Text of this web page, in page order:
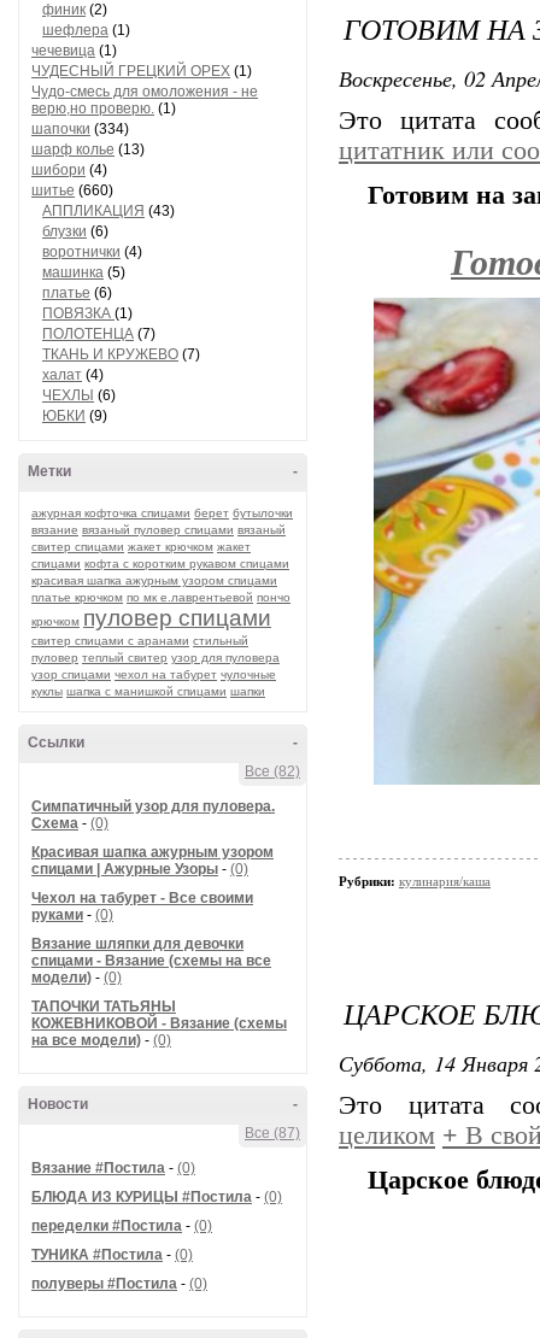
финик (2)
шефлера (1)
чечевица (1)
ЧУДЕСНЫЙ ГРЕЦКИЙ ОРЕХ (1)
Чудо-смесь для омоложения - не
верю,но проверю. (1)
шапочки (334)
шарф колье (13)
шибори (4)
шитье (660)
АППЛИКАЦИЯ (43)
блузки (6)
воротнички (4)
машинка (5)
платье (6)
ПОВЯЗКА (1)
ПОЛОТЕНЦА (7)
ТКАНЬ И КРУЖЕВО (7)
халат (4)
ЧЕХЛЫ (6)
ЮБКИ (9)
-
Метки
ажурная кофточка спицами берет бутылочки
вязание вязаный пуловер спицами вязаный
свитер спицами жакет крючком жакет
спицами кофта с коротким рукавом спицами
красивая шапка ажурным узором спицами
платье крючком по мк е.лаврентьевой пончо
крючком пуловер спицами
свитер спицами с аранами стильный
пуловер теплый свитер узор для пуловера
узор спицами чехол на табурет чулочные
куклы шапка с манишкой спицами шапки
-
Ссылки
Все (82)
Симпатичный узор для пуловера.
Схема - (0)
Красивая шапка ажурным узором
спицами | Ажурные Узоры - (0)
Чехол на табурет - Все своими
руками - (0)
Вязание шляпки для девочки
спицами - Вязание (схемы на все
модели) - (0)
ТАПОЧКИ ТАТЬЯНЫ
КОЖЕВНИКОВОЙ - Вязание (схемы
на все модели) - (0)
-
Новости
Все (87)
Вязание #Постила - (0)
БЛЮДА ИЗ КУРИЦЫ #Постила - (0)
переделки #Постила - (0)
ТУНИКА #Постила - (0)
полуверы #Постила - (0)
ГОТОВИМ НА
Воскресенье, 02
Это цитата
цитатник или
Готовим на
Рубрики: кулинария/каша
ЦАРСКОЕ
Суббота, 14 Января
Это цитата
целиком + В
Царское